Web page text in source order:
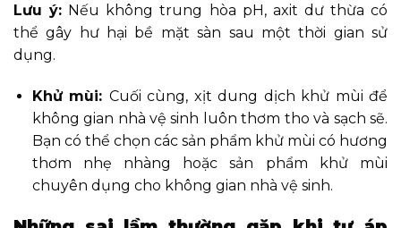
Lưu ý: Nếu không trung hòa pH, axit dư thừa có
thể gây hư hại bề mặt sàn sau một thời gian sử
dụng.
Khử mùi: Cuối cùng, xịt dung dịch khử mùi để
không gian nhà vệ sinh luôn thơm tho và sạch sẽ.
Bạn có thể chọn các sản phẩm khử mùi có hương
thơm nhẹ nhàng hoặc sản phẩm khử mùi
chuyên dụng cho không gian nhà vệ sinh.